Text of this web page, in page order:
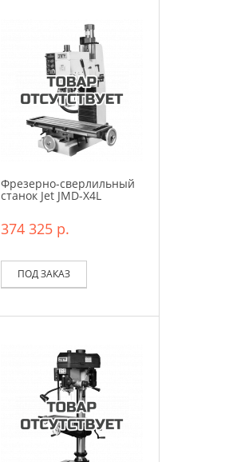
Фрезерно-сверлильный
станок Jet JMD-X4L
374 325 р.
ПОД ЗАКАЗ